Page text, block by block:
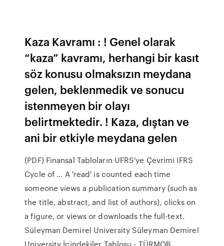
Kaza Kavramı : ! Genel olarak
“kaza” kavramı, herhangi bir kasıt
söz konusu olmaksızın meydana
gelen, beklenmedik ve sonucu
istenmeyen bir olayı
belirtmektedir. ! Kaza, dıştan ve
ani bir etkiyle meydana gelen
(PDF) Finansal Tabloların UFRS'ye Çevrimi IFRS
Cycle of ... A 'read' is counted each time
someone views a publication summary (such as
the title, abstract, and list of authors), clicks on
a figure, or views or downloads the full-text.
Süleyman Demirel University Süleyman Demirel
University İçindekiler Tablosu - TÜRMOB